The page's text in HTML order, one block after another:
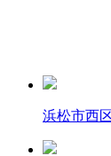
浜松市西